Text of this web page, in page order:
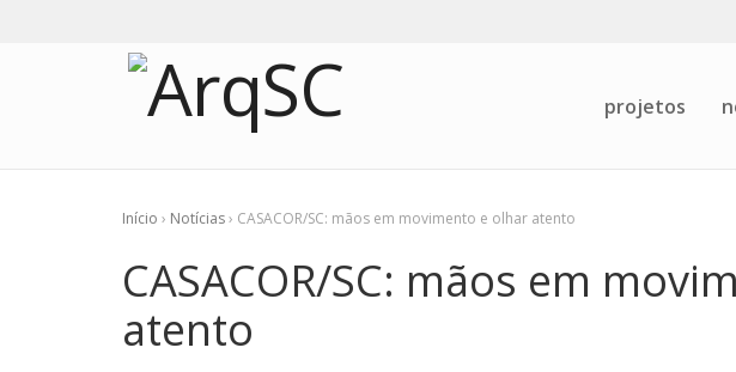
projetos
Início › Notícias› CASACOR/SC: mãos em movimento e olhar atento
CASACOR/SC: mãos em
atento